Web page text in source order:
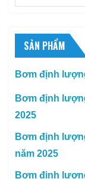
SẢN PHẨM
Bơm định
Bơm định
2025
Bơm định
năm 2025
Bơm định